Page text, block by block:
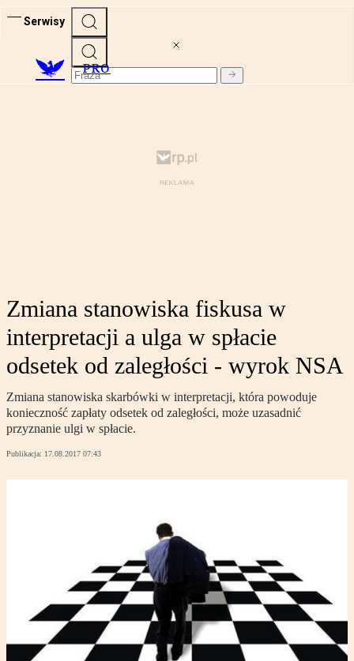
Serwisy
PRO
Zmiana stanowiska fiskusa w
interpretacji a ulga w spłacie
odsetek od zaległości - wyrok NSA
Zmiana stanowiska skarbówki w interpretacji, która powoduje
konieczność zapłaty odsetek od zaległości, może uzasadnić
przyznanie ulgi w spłacie.
Publikacja: 17.08.2017 07:43